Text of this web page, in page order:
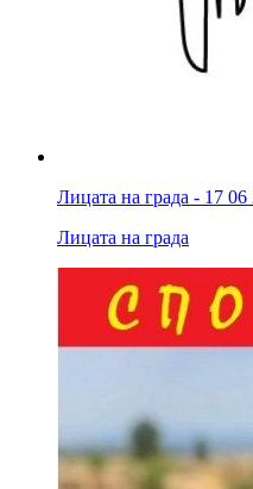
Лицата на града - 17
Лицата на града